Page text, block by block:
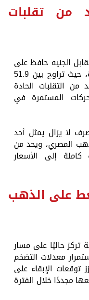
من تقلبات
الجنيه حافظ على
استقرار نسبي خلال الأيام الأخيرة، حيث تراوح بين 51.9
من التقلبات الحادة
المستمرة في
لا يزال يمثل أحد
المصري، ويحد من
كاملة إلى الأسعار
على الذهب
تركز حاليًا على مسار
معدلات التضخم
الإبقاء على
مجددًا خلال الفترة